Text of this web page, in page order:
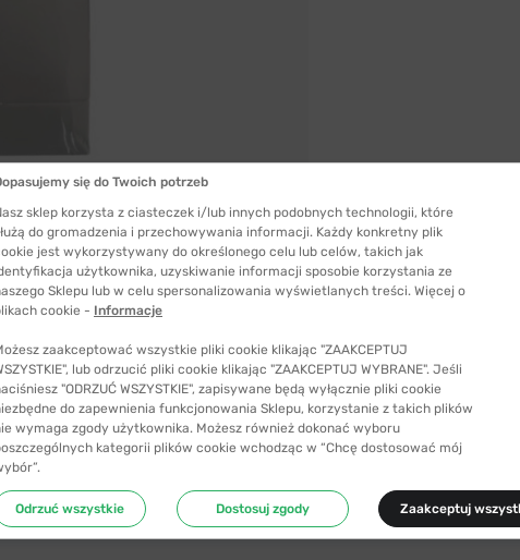
i sportowe.
się do Twoich potrzeb
sklep korzysta z ciasteczek i/lub innych podobnych technologii, które
do gromadzenia i przechowywania informacji. Każdy konkretny plik
jest wykorzystywany do określonego celu lub celów, takich jak
użytkownika, uzyskiwanie informacji sposobie korzystania ze
Sklepu lub w celu spersonalizowania wyświetlanych treści. Więcej o
cookie - Informacje
zaakceptować wszystkie pliki cookie klikając "ZAAKCEPTUJ
lub odrzucić pliki cookie klikając "ZAAKCEPTUJ WYBRANE". Jeśli
"ODRZUĆ WSZYSTKIE", zapisywane będą wyłącznie pliki cookie
do zapewnienia funkcjonowania Sklepu, korzystanie z takich plików
wymaga zgody użytkownika. Możesz również dokonać wyboru
kategorii plików cookie wchodząc w “Chcę dostosować mój
Odrzuć wszystkie Dostosuj zgody Zaakceptuj